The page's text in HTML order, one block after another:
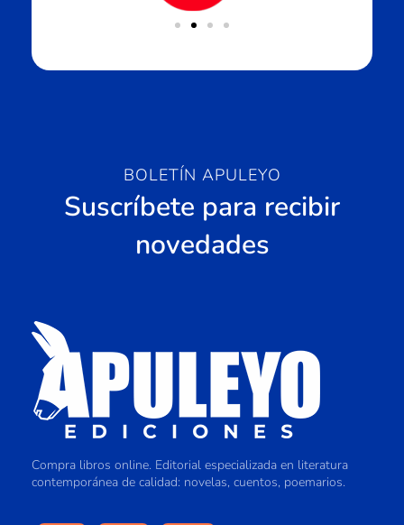
BOLETÍN APULEYO
Suscríbete para recibir
novedades
Compra libros online. Editorial especializada en literatura
contemporánea de calidad: novelas, cuentos, poemarios.